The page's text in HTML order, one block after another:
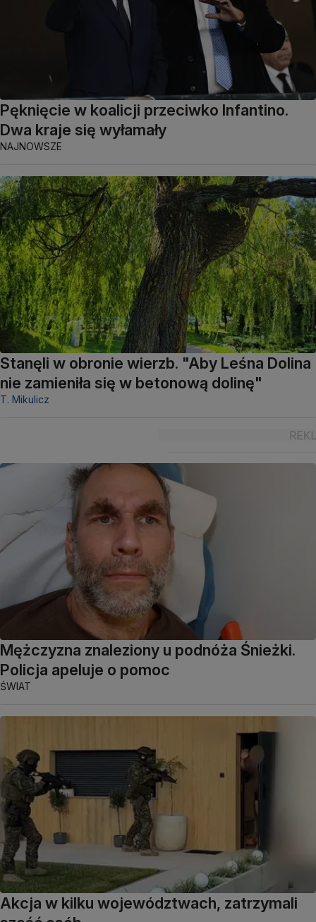
Pęknięcie w koalicji przeciwko Infantino.
Dwa kraje się wyłamały
NAJNOWSZE
Stanęli w obronie wierzb. "Aby Leśna Dolina
nie zamieniła się w betonową dolinę"
T. Mikulicz
Mężczyzna znaleziony u podnóża Śnieżki.
Policja apeluje o pomoc
ŚWIAT
Akcja w kilku województwach, zatrzymali